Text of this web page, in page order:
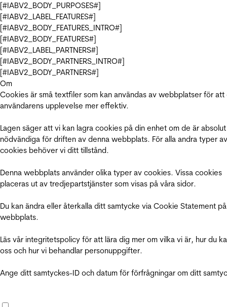
[#IABV2_BODY_PURPOSES#]
[#IABV2_LABEL_FEATURES#]
[#IABV2_BODY_FEATURES_INTRO#]
[#IABV2_BODY_FEATURES#]
[#IABV2_LABEL_PARTNERS#]
[#IABV2_BODY_PARTNERS_INTRO#]
[#IABV2_BODY_PARTNERS#]
Om
Cookies är små textfiler som kan användas av webbplatser för att
användarens upplevelse mer effektiv.
Lagen säger att vi kan lagra cookies på din enhet om de är absolut
nödvändiga för driften av denna webbplats. För alla andra typer av
cookies behöver vi ditt tillstånd.
Denna webbplats använder olika typer av cookies. Vissa cookies
placeras ut av tredjepartstjänster som visas på våra sidor.
Du kan ändra eller återkalla ditt samtycke via Cookie Statement
webbplats.
Läs vår integritetspolicy för att lära dig mer om vilka vi är, hur du
oss och hur vi behandlar personuppgifter.
Ange ditt samtyckes-ID och datum för förfrågningar om ditt